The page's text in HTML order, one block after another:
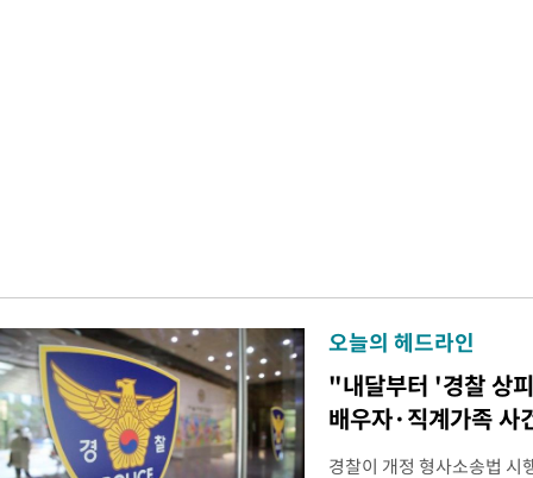
오늘의 헤드라인
"내달부터 '경찰 상
배우자·직계가족 사
경찰이 개정 형사소송법 시